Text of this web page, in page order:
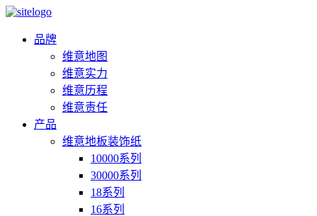
品牌
维意地图
维意实力
维意历程
维意责任
产品
维意地板装饰纸
10000系列
30000系列
18系列
16系列